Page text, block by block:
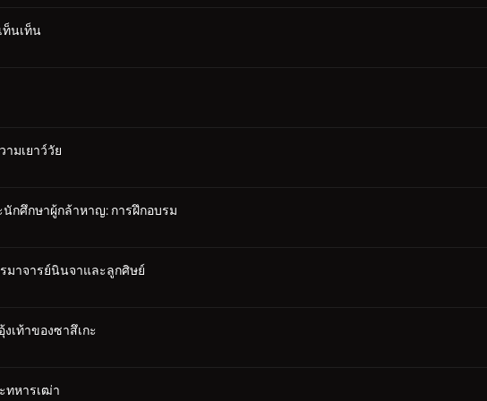
ท็นเท็น
ามเยาว์วัย
นักศึกษาผู้กล้าหาญ: การฝึกอบรม
มาจารย์นินจาและลูกศิษย์
เท้าของซาสึเกะ
ทหารเฒ่า